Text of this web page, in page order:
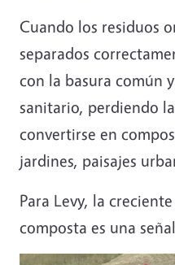
Cuando los residuos
separados
con la basura común
sanitario, perdiendo
convertirse en
jardines, paisajes
Para Levy, la
composta es una